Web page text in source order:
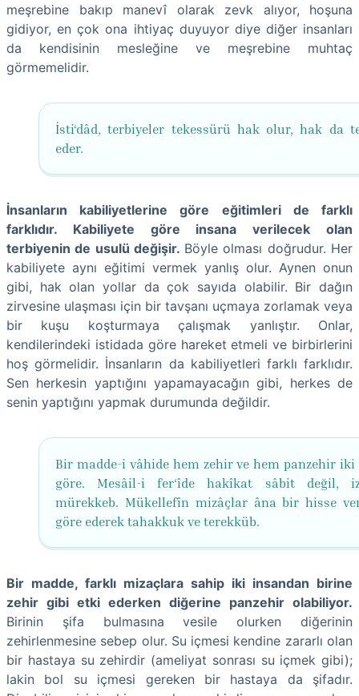
meşrebine bakıp manevî olarak zevk alıyor, hoşuna
gidiyor, en çok ona ihtiyaç duyuyor diye diğer insanları
da kendisinin mesleğine ve meşrebine muhtaç
görmemelidir.
İsti‘dâd, terbiyeler tekessürü hak olur, hak da
eder.
İnsanların kabiliyetlerine göre eğitimleri de farklı
farklıdır. Kabiliyete göre insana verilecek olan
terbiyenin de usulü değişir. Böyle olması doğrudur. Her
kabiliyete aynı eğitimi vermek yanlış olur. Aynen onun
gibi, hak olan yollar da çok sayıda olabilir. Bir dağın
zirvesine ulaşması için bir tavşanı uçmaya zorlamak veya
bir kuşu koşturmaya çalışmak yanlıştır. Onlar,
kendilerindeki istidada göre hareket etmeli ve birbirlerini
hoş görmelidir. İnsanların da kabiliyetleri farklı farklıdır.
Sen herkesin yaptığını yapamayacağın gibi, herkes de
senin yaptığını yapmak durumunda değildir.
Bir madde-i vâhide hem zehir ve hem panzehir iki
göre. Mesâil-i fer‘îde hakîkat sâbit değil,
mürekkeb. Mükellefîn mizâçlar âna bir hisse
göre ederek tahakkuk ve terekküb.
Bir madde, farklı mizaçlara sahip iki insandan birine
zehir gibi etki ederken diğerine panzehir olabiliyor.
Birinin şifa bulmasına vesile olurken diğerinin
zehirlenmesine sebep olur. Su içmesi kendine zararlı olan
bir hastaya su zehirdir (ameliyat sonrası su içmek gibi);
lakin bol su içmesi gereken bir hastaya da şifadır.